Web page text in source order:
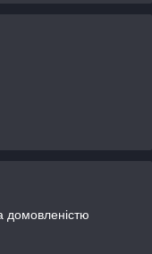
домовленістю